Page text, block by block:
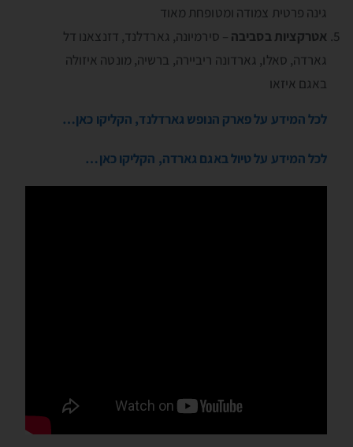
גינה פרטית צמודה ומטופחת מאוד
אטרקציות בסביבה – סירמיונה, גארדלנד, דזנצאנו דל
גארדה, סאלו, גארדונה ריביירה, ברשיה, מונטה איזולה
באגם איזאו
לכל המידע על פארק הנופש גארדלנד, הקליקו כאן…
לכל המידע על טיול באגם גארדה, הקליקו כאן…